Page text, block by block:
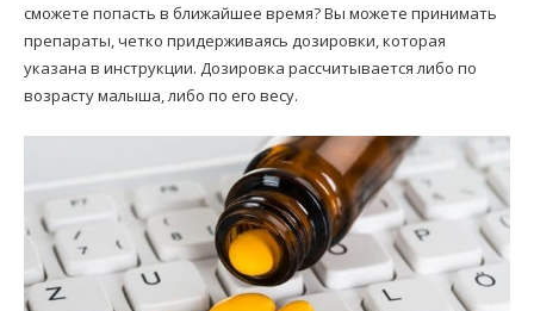
сможете попасть в ближайшее время? Вы можете принимать
препараты, четко придерживаясь дозировки, которая
указана в инструкции. Дозировка рассчитывается либо по
возрасту малыша, либо по его весу.